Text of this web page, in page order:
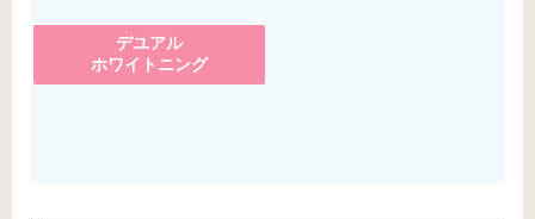
デユアル
ホワイトニング